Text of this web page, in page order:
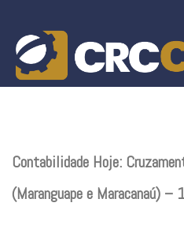
content
Contabilidade Hoje:
(Maranguape e Maracanaú)